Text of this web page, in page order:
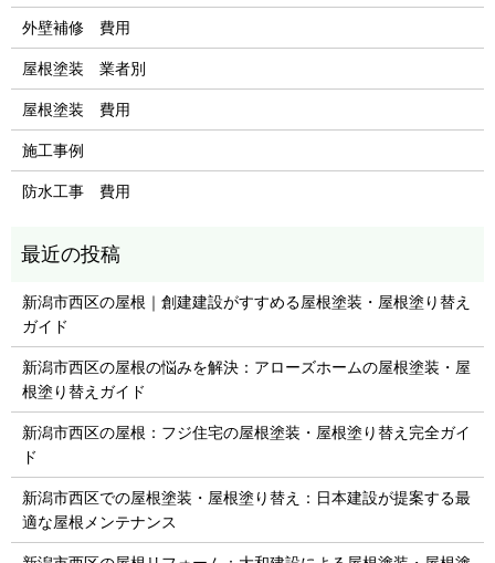
外壁補修 費用
屋根塗装 業者別
屋根塗装 費用
施工事例
防水工事 費用
新潟市西区の屋根｜創建建設がすすめる屋根塗装・屋根塗り替え
ガイド
新潟市西区の屋根の悩みを解決：アローズホームの屋根塗装・屋
根塗り替えガイド
新潟市西区の屋根：フジ住宅の屋根塗装・屋根塗り替え完全ガイ
ド
新潟市西区での屋根塗装・屋根塗り替え：日本建設が提案する最
適な屋根メンテナンス